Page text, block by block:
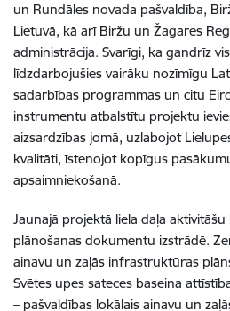
un Rundāles novada pašvaldība,
Lietuvā, kā arī Biržu un Žagares
administrācija. Svarīgi, ka gandrīz
līdzdarbojušies vairāku nozīmīgu
sadarbības programmas un citu
instrumentu atbalstītu projektu
aizsardzības jomā, uzlabojot
kvalitāti, īstenojot kopīgus
apsaimniekošanā.
Jaunajā projektā liela daļa
plānošanas dokumentu izstrādē.
ainavu un zaļās infrastruktūras
Svētes upes sateces baseina
– pašvaldības lokālais ainavu un